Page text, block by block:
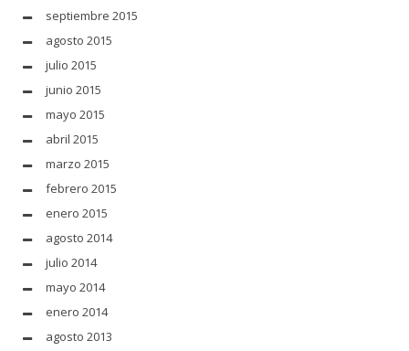
septiembre 2015
agosto 2015
julio 2015
junio 2015
mayo 2015
abril 2015
marzo 2015
febrero 2015
enero 2015
agosto 2014
julio 2014
mayo 2014
enero 2014
agosto 2013